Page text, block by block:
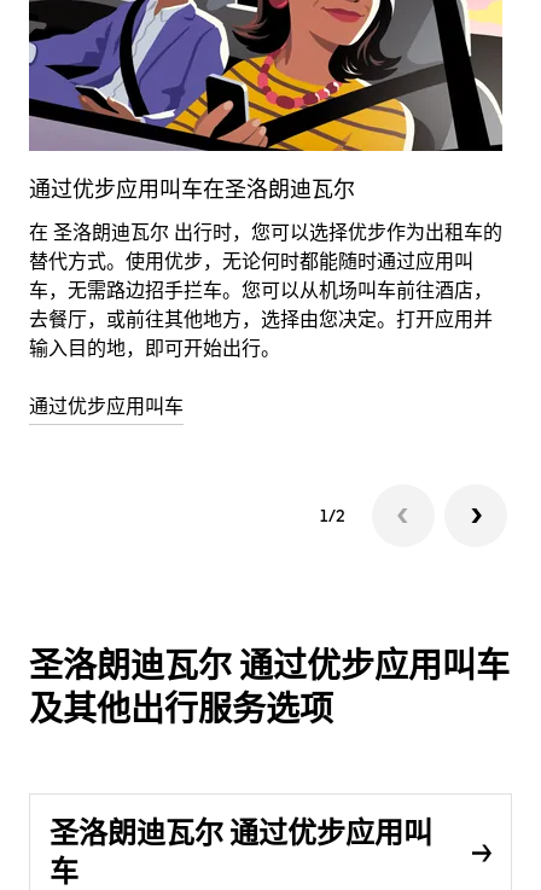
通过优步应用叫车在圣洛朗迪瓦尔
在 圣洛朗迪瓦尔 出行时，您可以选择优步作为出租车的
替代方式。使用优步，无论何时都能随时通过应用叫
车，无需路边招手拦车。您可以从机场叫车前往酒店，
去餐厅，或前往其他地方，选择由您决定。打开应用并
输入目的地，即可开始出行。
通过优步应用叫车
1/2
圣洛朗迪瓦尔 通过优步应用叫车
及其他出行服务选项
圣洛朗迪瓦尔 通过优步应用叫
车